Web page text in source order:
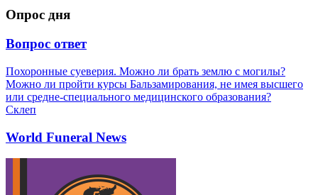
Опрос дня
Вопрос ответ
Похоронные суеверия. Можно ли брать землю с могилы?
Можно ли пройти курсы Бальзамирования, не имея высшего
или средне-специального медицинского образования?
Склеп
World Funeral News